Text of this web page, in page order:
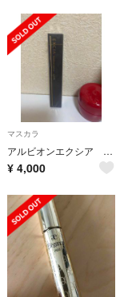
マスカラ
アルビオンエクシア ラグジュリアスマスカラ
¥ 4,000